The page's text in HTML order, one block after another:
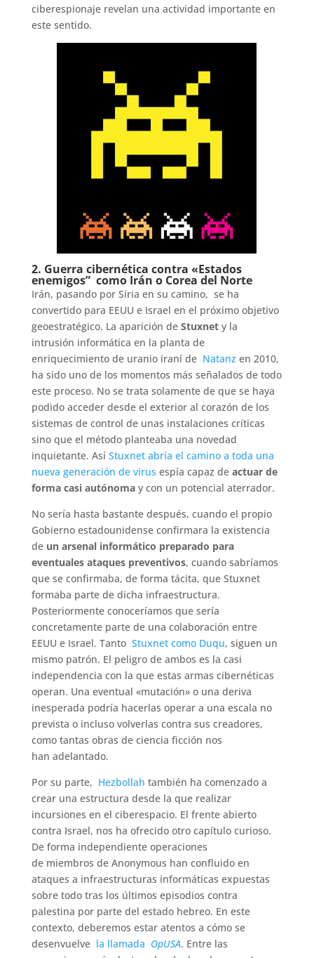
ciberespionaje revelan una actividad importante en
este sentido.
2. Guerra cibernética contra «Estados
enemigos” como Irán o Corea del Norte
Irán, pasando por Siria en su camino, se ha
convertido para EEUU e Israel en el próximo objetivo
geoestratégico. La aparición de Stuxnet y la
intrusión informática en la planta de
enriquecimiento de uranio iraní de Natanz en 2010,
ha sido uno de los momentos más señalados de todo
este proceso. No se trata solamente de que se haya
podido acceder desde el exterior al corazón de los
sistemas de control de unas instalaciones críticas
sino que el método planteaba una novedad
inquietante. Así Stuxnet abría el camino a toda una
nueva generación de virus espía capaz de actuar de
forma casi autónomay con un potencial aterrador.
No sería hasta bastante después, cuando el propio
Gobierno estadounidense confirmara la existencia
de un arsenal informático preparado para
eventuales ataques preventivos, cuando sabríamos
que se confirmaba, de forma tácita, que Stuxnet
formaba parte de dicha infraestructura.
Posteriormente conoceríamos que sería
concretamente parte de una colaboración entre
EEUU e Israel. Tanto Stuxnet como Duqu, siguen un
mismo patrón. El peligro de ambos es la casi
independencia con la que estas armas cibernéticas
operan. Una eventual «mutación» o una deriva
inesperada podría hacerlas operar a una escala no
prevista o incluso volverlas contra sus creadores,
como tantas obras de ciencia ficción nos
han adelantado.
Por su parte, Hezbollah también ha comenzado a
crear una estructura desde la que realizar
incursiones en el ciberespacio. El frente abierto
contra Israel, nos ha ofrecido otro capítulo curioso.
De forma independiente operaciones
de miembros de Anonymous han confluido en
ataques a infraestructuras informáticas expuestas
sobre todo tras los últimos episodios contra
palestina por parte del estado hebreo. En este
contexto, deberemos estar atentos a cómo se
desenvuelve la llamada OpUSA. Entre las